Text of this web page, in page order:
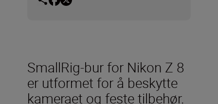
SmallRig-bur for Nikon Z 8
er utformet for å beskytte
kameraet og feste tilbehør.